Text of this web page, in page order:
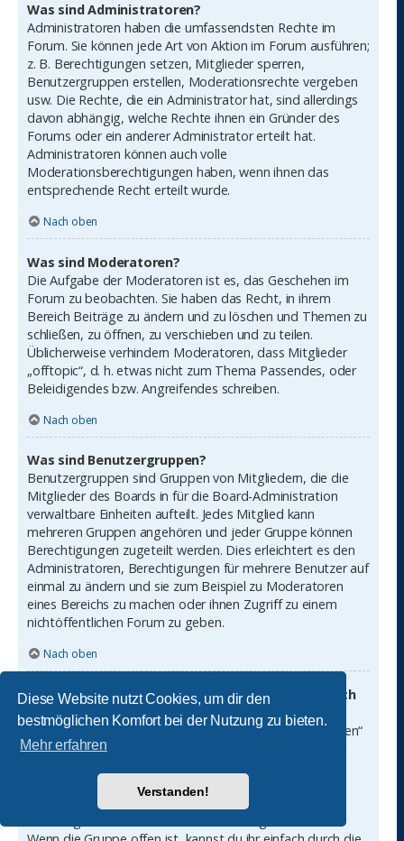
Diese Website nutzt Cookies, um dir den
bestmöglichen Komfort bei der Nutzung zu bieten.
Mehr erfahren
Verstanden!
Was sind Administratoren?
Administratoren haben die umfassendsten Rechte im
Forum. Sie können jede Art von Aktion im Forum ausführen;
z. B. Berechtigungen setzen, Mitglieder sperren,
Benutzergruppen erstellen, Moderationsrechte vergeben
usw. Die Rechte, die ein Administrator hat, sind allerdings
davon abhängig, welche Rechte ihnen ein Gründer des
Forums oder ein anderer Administrator erteilt hat.
Administratoren können auch volle
Moderationsberechtigungen haben, wenn ihnen das
entsprechende Recht erteilt wurde.
Nach oben
Was sind Moderatoren?
Die Aufgabe der Moderatoren ist es, das Geschehen im
Forum zu beobachten. Sie haben das Recht, in ihrem
Bereich Beiträge zu ändern und zu löschen und Themen zu
schließen, zu öffnen, zu verschieben und zu teilen.
Üblicherweise verhindern Moderatoren, dass Mitglieder
„offtopic“, d. h. etwas nicht zum Thema Passendes, oder
Beleidigendes bzw. Angreifendes schreiben.
Nach oben
Was sind Benutzergruppen?
Benutzergruppen sind Gruppen von Mitgliedern, die die
Mitglieder des Boards in für die Board-Administration
verwaltbare Einheiten aufteilt. Jedes Mitglied kann
mehreren Gruppen angehören und jeder Gruppe können
Berechtigungen zugeteilt werden. Dies erleichtert es den
Administratoren, Berechtigungen für mehrere Benutzer auf
einmal zu ändern und sie zum Beispiel zu Moderatoren
eines Bereichs zu machen oder ihnen Zugriff zu einem
nichtöffentlichen Forum zu geben.
Nach oben
Wo finde ich die Benutzergruppen und wie trete ich
ihnen bei?
Du findest die Benutzergruppen unter „Benutzergruppen“
im persönlichen Bereich. Wenn du einer beitreten
Schaltfläche machen. Nicht alle Gruppen sind allgemein
offen. Einige erfordern erst eine Freischaltung, andere